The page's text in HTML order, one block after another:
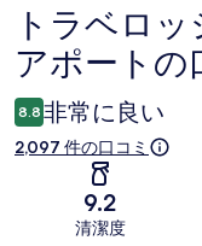
口
コ
ミ
トラベロ
アポートの
8.8 非常に良い
2,097 件の口コミ
9.2
清潔度